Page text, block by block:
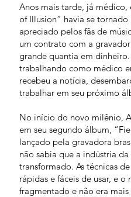
Anos mais tarde, já
of Illusion” havia se
apreciado pelos fãs de
um contrato com a
grande quantia em
trabalhando como médico
recebeu a notícia,
trabalhar em seu próximo
No início do novo milênio,
em seu segundo álbum,
lançado pela gravadora
não sabia que a indústria da
transformado. As técnicas
rápidas e fáceis de usar, e o
fragmentado e não era